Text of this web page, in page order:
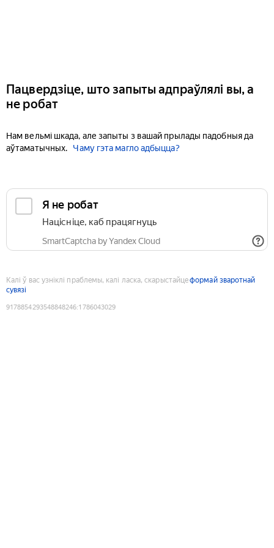
Пацвердзіце, што запыты адпраўлялі вы, а
не робат
Нам вельмі шкада, але запыты з вашай прылады падобныя да
аўтаматычных.
Чаму гэта магло адбыцца?
Я не робат
Націсніце, каб працягнуць
SmartCaptcha by Yandex Cloud
Калі ў вас узніклі праблемы, калі ласка, скарыстайцеформай зваротнай
сувязі
9178854293548848246:1786043029